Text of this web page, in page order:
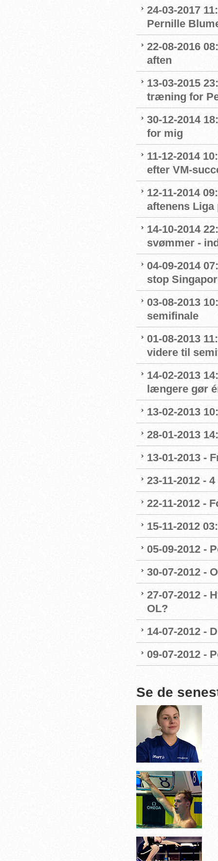
24-03-2017
Pernille
22-08-2016
aften
13-03-2015
træning for
30-12-2014
for mig
11-12-2014
efter VM-
12-11-2014
aftenens Liga
14-10-2014
svømmer -
04-09-2014
stop
03-08-2013
semifinale
01-08-2013
videre til
14-02-2013
længere gør
13-02-2013
28-01-2013
13-01-2013 -
23-11-2012 -
22-11-2012 -
15-11-2012
05-09-2012 -
30-07-2012 -
27-07-2012 -
OL?
14-07-2012 -
09-07-2012 -
Se de